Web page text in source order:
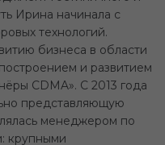
Ирина начинала с
технологий.
бизнеса в области
и развитием
CDMA». С 2013 года
представляющую
менеджером по
крупными